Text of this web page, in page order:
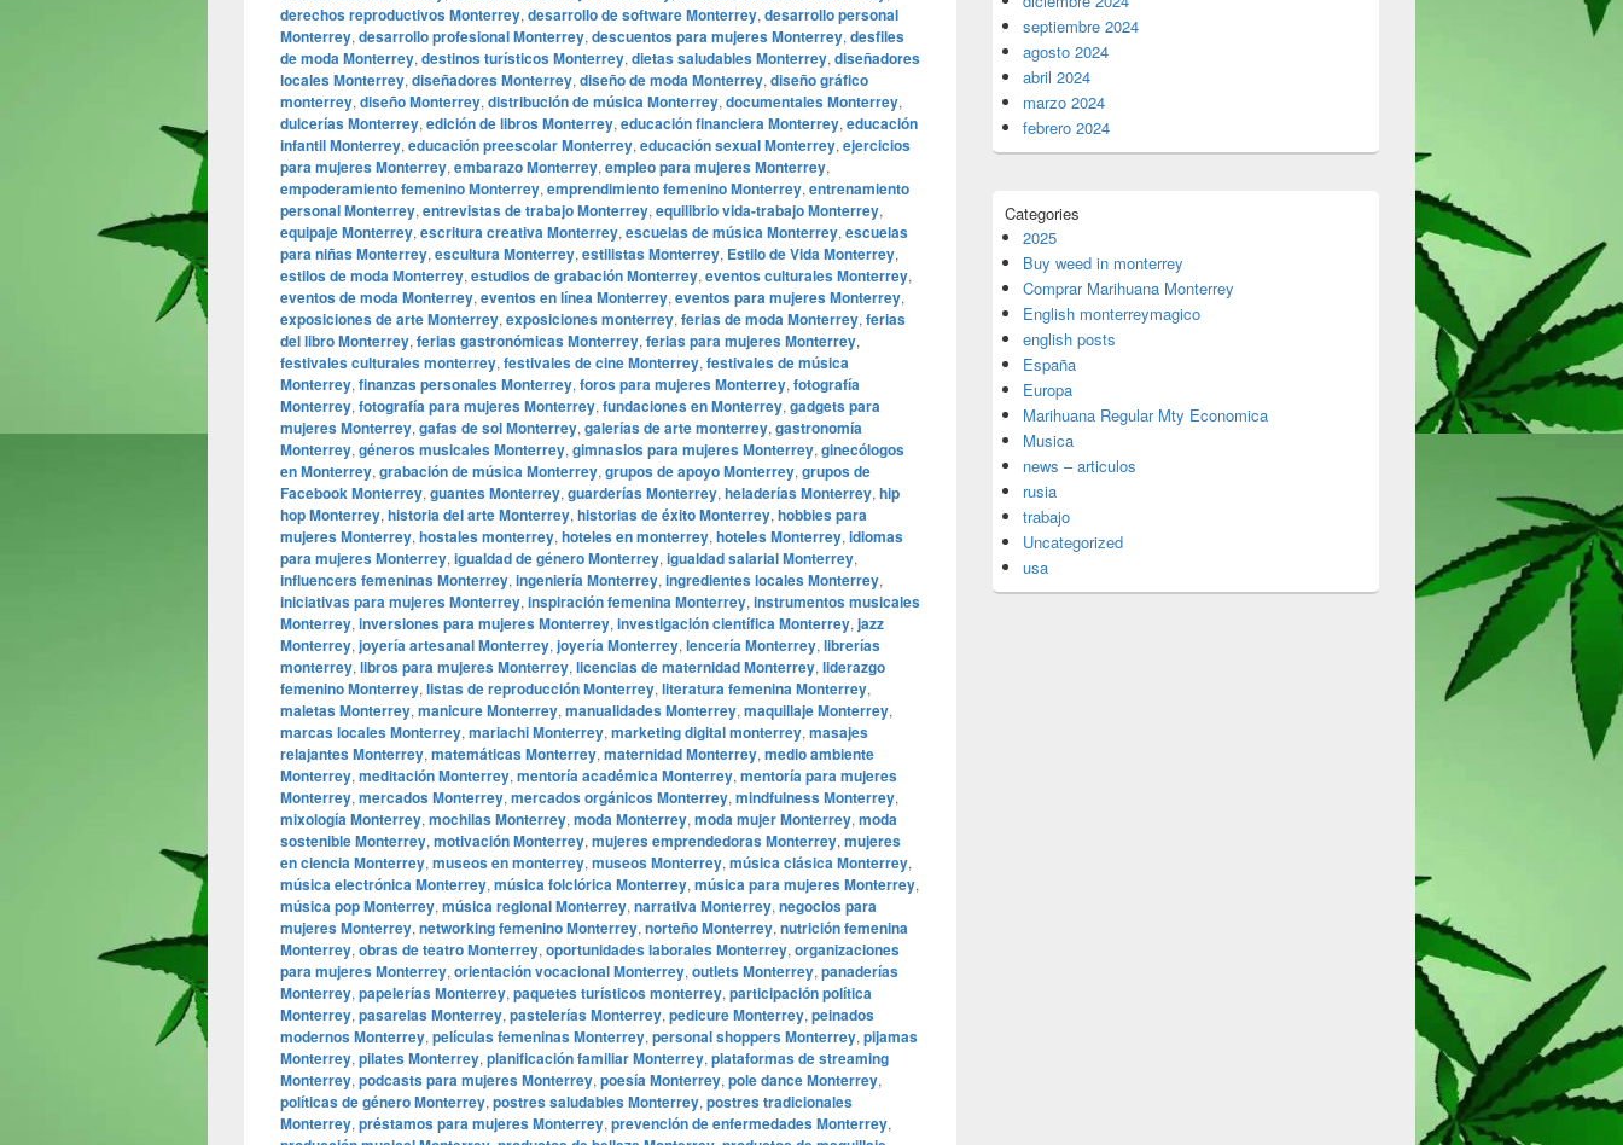
derechos reproductivos Monterrey, desarrollo de software Monterrey, desarrollo personal
Monterrey, desarrollo profesional Monterrey, descuentos para mujeres Monterrey, desfiles
de moda Monterrey, destinos turísticos Monterrey, dietas saludables Monterrey, diseñadores
locales Monterrey, diseñadores Monterrey, diseño de moda Monterrey, diseño gráfico
monterrey, diseño Monterrey, distribución de música Monterrey, documentales Monterrey,
dulcerías Monterrey, edición de libros Monterrey, educación financiera Monterrey, educación
infantil Monterrey, educación preescolar Monterrey, educación sexual Monterrey, ejercicios
para mujeres Monterrey, embarazo Monterrey, empleo para mujeres Monterrey,
empoderamiento femenino Monterrey, emprendimiento femenino Monterrey, entrenamiento
personal Monterrey, entrevistas de trabajo Monterrey, equilibrio vida-trabajo Monterrey,
equipaje Monterrey, escritura creativa Monterrey, escuelas de música Monterrey, escuelas
para niñas Monterrey, escultura Monterrey, estilistas Monterrey, Estilo de Vida Monterrey,
estilos de moda Monterrey, estudios de grabación Monterrey, eventos culturales Monterrey,
eventos de moda Monterrey, eventos en línea Monterrey, eventos para mujeres Monterrey,
exposiciones de arte Monterrey, exposiciones monterrey, ferias de moda Monterrey, ferias
del libro Monterrey, ferias gastronómicas Monterrey, ferias para mujeres Monterrey,
festivales culturales monterrey, festivales de cine Monterrey, festivales de música
Monterrey, finanzas personales Monterrey, foros para mujeres Monterrey, fotografía
Monterrey, fotografía para mujeres Monterrey, fundaciones en Monterrey, gadgets para
mujeres Monterrey, gafas de sol Monterrey, galerías de arte monterrey, gastronomía
Monterrey, géneros musicales Monterrey, gimnasios para mujeres Monterrey, ginecólogos
en Monterrey, grabación de música Monterrey, grupos de apoyo Monterrey, grupos de
Facebook Monterrey, guantes Monterrey, guarderías Monterrey, heladerías Monterrey, hip
hop Monterrey, historia del arte Monterrey, historias de éxito Monterrey, hobbies para
mujeres Monterrey, hostales monterrey, hoteles en monterrey, hoteles Monterrey, idiomas
para mujeres Monterrey, igualdad de género Monterrey, igualdad salarial Monterrey,
influencers femeninas Monterrey, ingeniería Monterrey, ingredientes locales Monterrey,
iniciativas para mujeres Monterrey, inspiración femenina Monterrey, instrumentos musicales
Monterrey, inversiones para mujeres Monterrey, investigación científica Monterrey, jazz
Monterrey, joyería artesanal Monterrey, joyería Monterrey, lencería Monterrey, librerías
monterrey, libros para mujeres Monterrey, licencias de maternidad Monterrey, liderazgo
femenino Monterrey, listas de reproducción Monterrey, literatura femenina Monterrey,
maletas Monterrey, manicure Monterrey, manualidades Monterrey, maquillaje Monterrey,
marcas locales Monterrey, mariachi Monterrey, marketing digital monterrey, masajes
relajantes Monterrey, matemáticas Monterrey, maternidad Monterrey, medio ambiente
Monterrey, meditación Monterrey, mentoría académica Monterrey, mentoría para mujeres
Monterrey, mercados Monterrey, mercados orgánicos Monterrey, mindfulness Monterrey,
mixología Monterrey, mochilas Monterrey, moda Monterrey, moda mujer Monterrey, moda
sostenible Monterrey, motivación Monterrey, mujeres emprendedoras Monterrey, mujeres
en ciencia Monterrey, museos en monterrey, museos Monterrey, música clásica Monterrey,
música electrónica Monterrey, música folclórica Monterrey, música para mujeres Monterrey,
música pop Monterrey, música regional Monterrey, narrativa Monterrey, negocios para
mujeres Monterrey, networking femenino Monterrey, norteño Monterrey, nutrición femenina
Monterrey, obras de teatro Monterrey, oportunidades laborales Monterrey, organizaciones
para mujeres Monterrey, orientación vocacional Monterrey, outlets Monterrey, panaderías
Monterrey, papelerías Monterrey, paquetes turísticos monterrey, participación política
Monterrey, pasarelas Monterrey, pastelerías Monterrey, pedicure Monterrey, peinados
modernos Monterrey, películas femeninas Monterrey, personal shoppers Monterrey, pijamas
Monterrey, pilates Monterrey, planificación familiar Monterrey, plataformas de streaming
Monterrey, podcasts para mujeres Monterrey, poesía Monterrey, pole dance Monterrey,
políticas de género Monterrey, postres saludables Monterrey, postres tradicionales
Monterrey, préstamos para mujeres Monterrey, prevención de enfermedades Monterrey,
septiembre 2024
agosto 2024
abril 2024
marzo 2024
febrero 2024
Categories
2025
Buy weed in monterrey
Comprar Marihuana Monterrey
English monterreymagico
english posts
España
Europa
Marihuana Regular Mty Economica
Musica
news – articulos
rusia
trabajo
Uncategorized
usa